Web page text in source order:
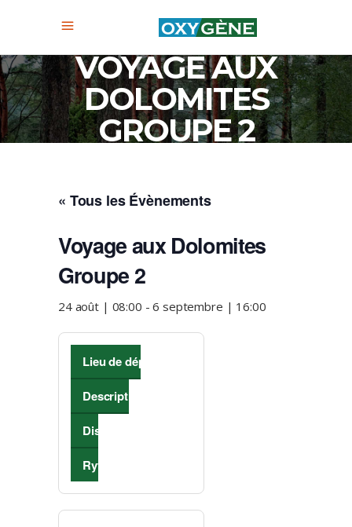
VOYAGE AUX
DOLOMITES
GROUPE 2
« Tous les Évènements
Voyage aux Dolomites
Groupe 2
24 août | 08:00 -6 septembre | 16:00
Lieu de départ
Description
Distance
Rythme de marche